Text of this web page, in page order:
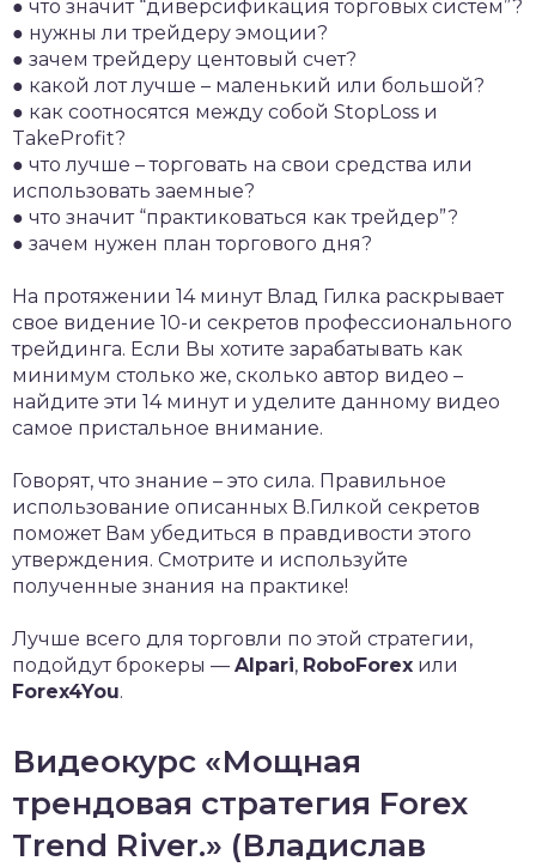
● что значит “диверсификация торговых систем”?
● нужны ли трейдеру эмоции?
● зачем трейдеру центовый счет?
● какой лот лучше – маленький или большой?
● как соотносятся между собой StopLoss и
TakeProfit?
● что лучше – торговать на свои средства или
использовать заемные?
● что значит “практиковаться как трейдер”?
● зачем нужен план торгового дня?
На протяжении 14 минут Влад Гилка раскрывает
свое видение 10-и секретов профессионального
трейдинга. Если Вы хотите зарабатывать как
минимум столько же, сколько автор видео –
найдите эти 14 минут и уделите данному видео
самое пристальное внимание.
Говорят, что знание – это сила. Правильное
использование описанных В.Гилкой секретов
поможет Вам убедиться в правдивости этого
утверждения. Смотрите и используйте
полученные знания на практике!
Лучше всего для торговли по этой стратегии,
подойдут брокеры — Alpari, RoboForex или
Forex4You.
Видеокурс «Мощная
трендовая стратегия Forex
Trend River.» (Владислав